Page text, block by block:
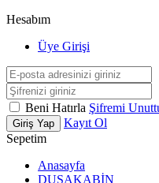
Hesabım
Üye Girişi
Beni Hatırla Şifremi
Giriş Yap
Kayıt Ol
Sepetim
Anasayfa
DUŞAKABİN